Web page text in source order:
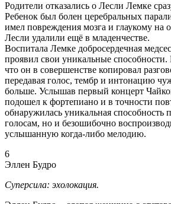
Родители отказались о Лесли Лемке
Ребенок был болен церебральных
имел повреждения мозга и глаукому на
Лесли удалили ещё в младенчестве.
Воспитала Лемке добросердечная
проявил свои уникальные способности.
что он в совершенстве копировал
передавая голос, тембр и интонацию
больше. Услышав первый концерт
подошел к фортепиано и в точности
обнаружилась уникальная способность
голосам, но и безошибочно
услышанную когда-либо мелодию.
6
Эллен Будро
Суперсила: эхолокация.